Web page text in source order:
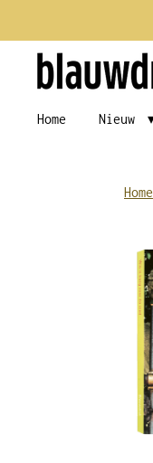
direct
hoofdinhoud
Home Nieuw
Home